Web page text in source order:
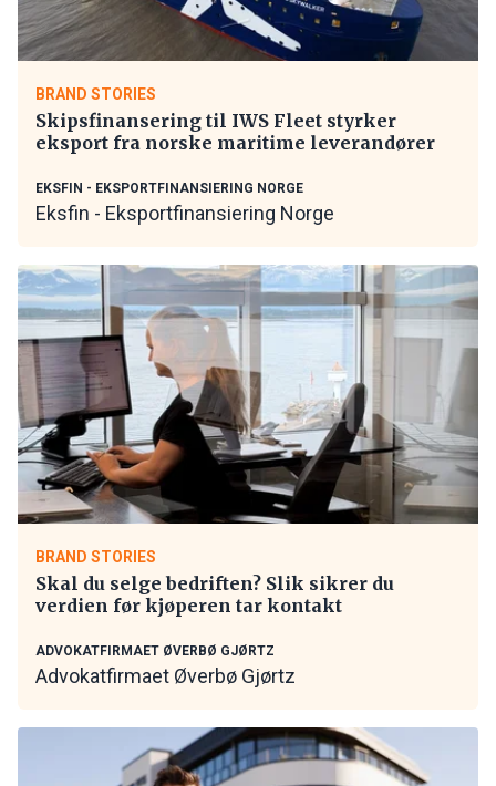
BRAND STORIES
Skipsfinansering til IWS Fleet styrker
eksport fra norske maritime leverandører
EKSFIN - EKSPORTFINANSIERING NORGE
Eksfin - Eksportfinansiering Norge
BRAND STORIES
Skal du selge bedriften? Slik sikrer du
verdien før kjøperen tar kontakt
ADVOKATFIRMAET ØVERBØ GJØRTZ
Advokatfirmaet Øverbø Gjørtz